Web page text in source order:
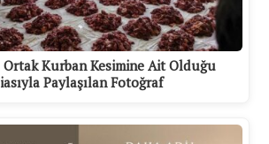
Ortak Kurban Kesimine Ait Olduğu
Paylaşılan Fotoğraf